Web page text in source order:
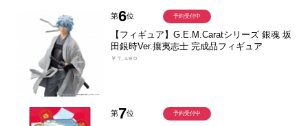
第6位
【フィギュア】G.E.M.Caratシリーズ 銀魂 坂
田銀時Ver.攘夷志士 完成品フィギュア
￥7,480
予約受付中
第7位 予約受付中